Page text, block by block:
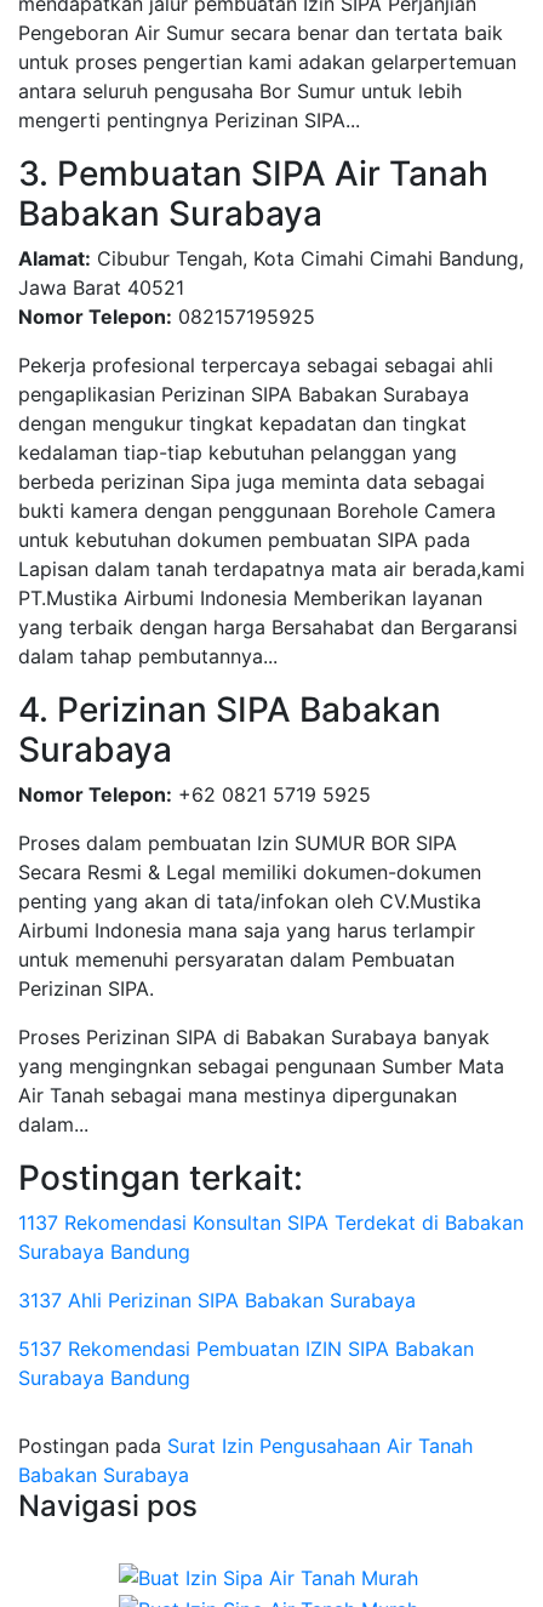
Pengeboran Air Sumur secara benar dan tertata baik
untuk proses pengertian kami adakan gelarpertemuan
antara seluruh pengusaha Bor Sumur untuk lebih
mengerti pentingnya Perizinan SIPA...
3. Pembuatan SIPA Air Tanah
Babakan Surabaya
Alamat: Cibubur Tengah, Kota Cimahi Cimahi Bandung,
Jawa Barat 40521
Nomor Telepon: 082157195925
Pekerja profesional terpercaya sebagai sebagai ahli
pengaplikasian Perizinan SIPA Babakan Surabaya
dengan mengukur tingkat kepadatan dan tingkat
kedalaman tiap-tiap kebutuhan pelanggan yang
berbeda perizinan Sipa juga meminta data sebagai
bukti kamera dengan penggunaan Borehole Camera
untuk kebutuhan dokumen pembuatan SIPA pada
Lapisan dalam tanah terdapatnya mata air berada,kami
PT.Mustika Airbumi Indonesia Memberikan layanan
yang terbaik dengan harga Bersahabat dan Bergaransi
dalam tahap pembutannya...
4. Perizinan SIPA Babakan
Surabaya
Nomor Telepon: +62 0821 5719 5925
Proses dalam pembuatan Izin SUMUR BOR SIPA
Secara Resmi & Legal memiliki dokumen-dokumen
penting yang akan di tata/infokan oleh CV.Mustika
Airbumi Indonesia mana saja yang harus terlampir
untuk memenuhi persyaratan dalam Pembuatan
Perizinan SIPA.
Proses Perizinan SIPA di Babakan Surabaya banyak
yang mengingnkan sebagai pengunaan Sumber Mata
Air Tanah sebagai mana mestinya dipergunakan
dalam...
Postingan terkait:
1137 Rekomendasi Konsultan SIPA Terdekat di Babakan
Surabaya Bandung
3137 Ahli Perizinan SIPA Babakan Surabaya
5137 Rekomendasi Pembuatan IZIN SIPA Babakan
Surabaya Bandung
Postingan pada Surat Izin Pengusahaan Air Tanah
Babakan Surabaya
Navigasi pos